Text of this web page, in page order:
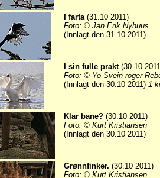
I farta(31.10 2011)
Foto: © Jan Erik Nyhuus
(Innlagt den 31.10 2011)
I sin fulle prakt(30.10
Foto: © Yo Svein roger
(Innlagt den 30.10 2011) 1
Klar bane? (30.10 2011)
Foto: © Kurt Kristiansen
(Innlagt den 30.10 2011)
Grønnfinker. (30.10 2011)
Foto: © Kurt Kristiansen